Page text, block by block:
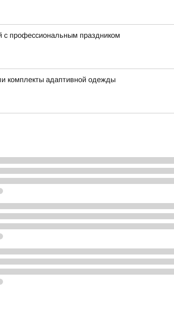
с профессиональным праздником
комплекты адаптивной одежды